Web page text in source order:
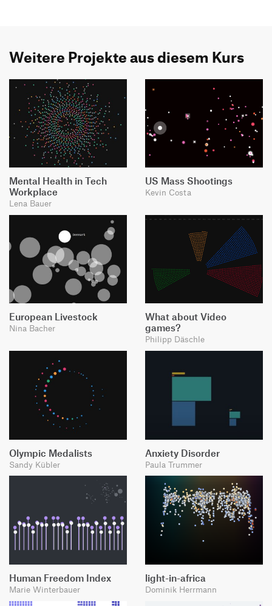
Weitere Projekte aus diesem Kurs
Mental Health in Tech
Workplace
Lena Bauer
US Mass Shootings
Kevin Costa
European Livestock
Nina Bacher
What about Video
games?
Philipp Däschle
Olympic Medalists
Sandy Kübler
Anxiety Disorder
Paula Trummer
Human Freedom Index
Marie Winterbauer
light-in-africa
Dominik Herrmann